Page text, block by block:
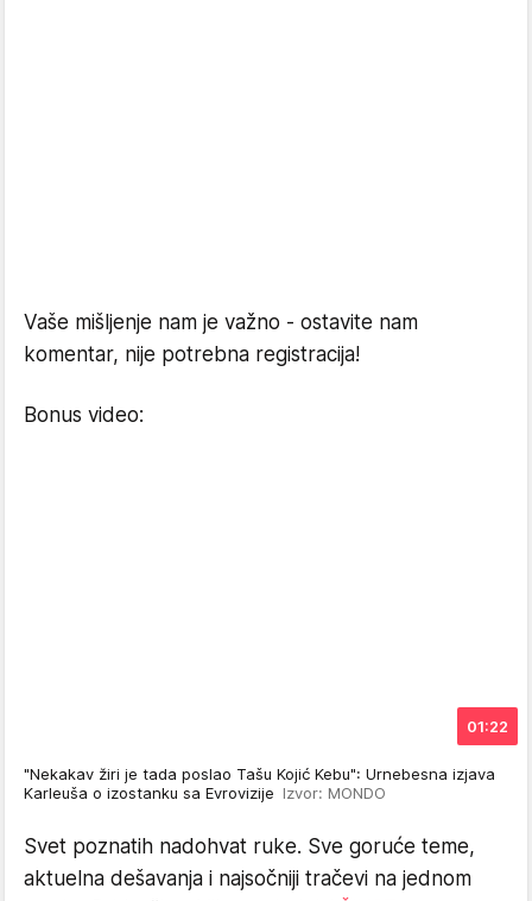
Vaše mišljenje nam je važno - ostavite nam
komentar, nije potrebna registracija!
Bonus video:
01:22
"Nekakav žiri je tada poslao Tašu Kojić Kebu": Urnebesna izjava
Karleuša o izostanku sa Evrovizije Izvor: MONDO
Svet poznatih nadohvat ruke. Sve goruće teme,
aktuelna dešavanja i najsočniji tračevi na jednom